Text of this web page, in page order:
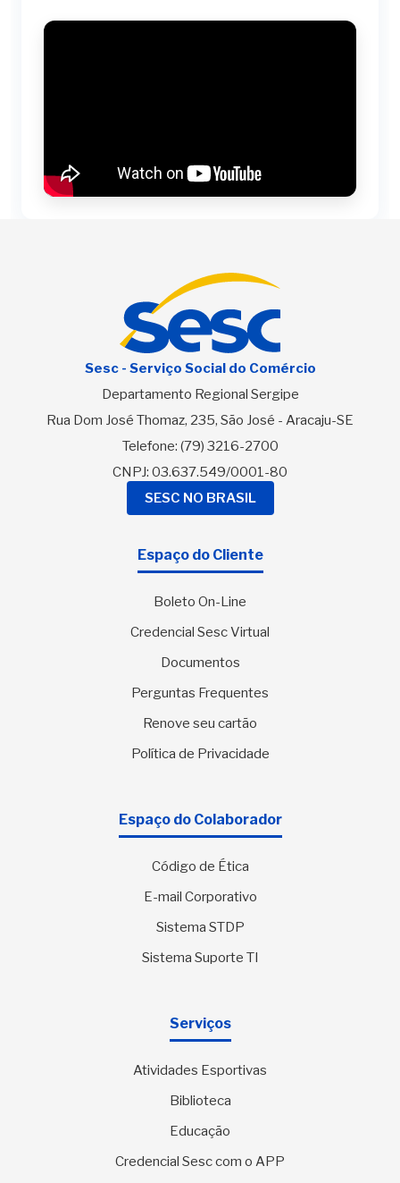
Sesc - Serviço Social do Comércio
Departamento Regional Sergipe
Rua Dom José Thomaz, 235, São José - Aracaju-SE
Telefone: (79) 3216-2700
CNPJ: 03.637.549/0001-80
SESC NO BRASIL
Espaço do Cliente
Boleto On-Line
Credencial Sesc Virtual
Documentos
Perguntas Frequentes
Renove seu cartão
Política de Privacidade
Espaço do Colaborador
Código de Ética
E-mail Corporativo
Sistema STDP
Sistema Suporte TI
Serviços
Atividades Esportivas
Biblioteca
Educação
Credencial Sesc com o APP